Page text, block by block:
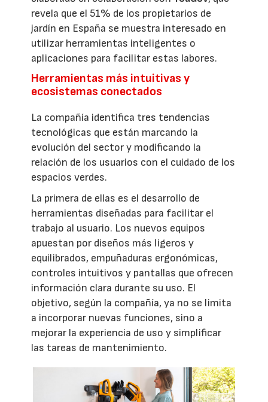
revela que el 51% de los propietarios de
jardín en España se muestra interesado en
utilizar herramientas inteligentes o
aplicaciones para facilitar estas labores.
Herramientas más intuitivas y
ecosistemas conectados
La compañía identifica tres tendencias
tecnológicas que están marcando la
evolución del sector y modificando la
relación de los usuarios con el cuidado de los
espacios verdes.
La primera de ellas es el desarrollo de
herramientas diseñadas para facilitar el
trabajo al usuario. Los nuevos equipos
apuestan por diseños más ligeros y
equilibrados, empuñaduras ergonómicas,
controles intuitivos y pantallas que ofrecen
información clara durante su uso. El
objetivo, según la compañía, ya no se limita
a incorporar nuevas funciones, sino a
mejorar la experiencia de uso y simplificar
las tareas de mantenimiento.